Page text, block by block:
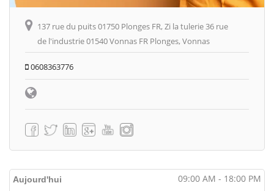
137 rue du puits 01750 Plonges FR, Zi la tulerie 36 rue
de l'industrie 01540 Vonnas FR Plonges, Vonnas
0608363776
Aujourd'hui 09:00 AM - 18:00 PM